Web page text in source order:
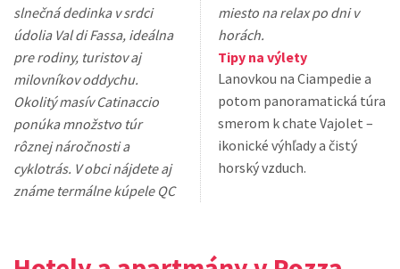
slnečná dedinka v srdci
údolia Val di Fassa, ideálna
pre rodiny, turistov aj
milovníkov oddychu.
Okolitý masív Catinaccio
ponúka množstvo túr
rôznej náročnosti a
cyklotrás. V obci nájdete aj
známe termálne kúpele QC
miesto na relax po dni v
horách.
Tipy na výlety
Lanovkou na Ciampedie a
potom panoramatická túra
smerom k chate Vajolet –
ikonické výhľady a čistý
horský vzduch.